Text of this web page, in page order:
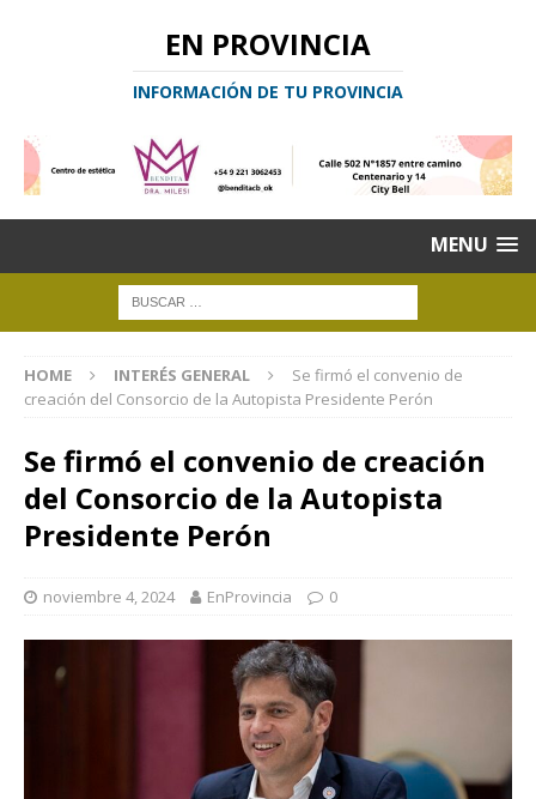
EN PROVINCIA
INFORMACIÓN DE TU PROVINCIA
MENU
HOME INTERÉS GENERAL
Se firmó el convenio de
creación del Consorcio de la Autopista Presidente Perón
Se firmó el convenio de creación
del Consorcio de la Autopista
Presidente Perón
noviembre 4, 2024 EnProvincia 0